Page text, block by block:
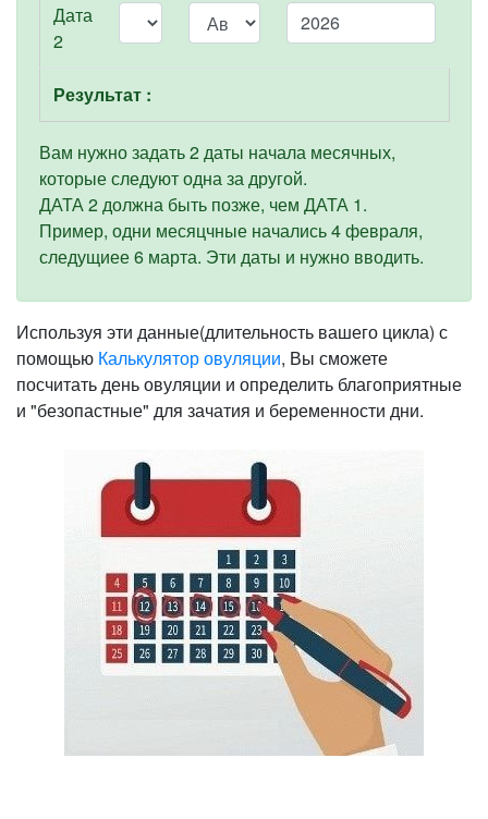
Дата
2
Результат :
Вам нужно задать 2 даты начала месячных,
которые следуют одна за другой.
ДАТА 2 должна быть позже, чем ДАТА 1.
Пример, одни месяцчные начались 4 февраля,
следущиее 6 марта. Эти даты и нужно вводить.
Используя эти данные(длительность вашего цикла) с
помощью Калькулятор овуляции, Вы сможете
посчитать день овуляции и определить благоприятные
и "безопастные" для зачатия и беременности дни.